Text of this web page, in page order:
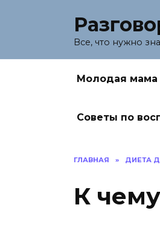
Все, что нужно
Молодая мама
Советы по
ГЛАВНАЯ » ДИЕТА
К